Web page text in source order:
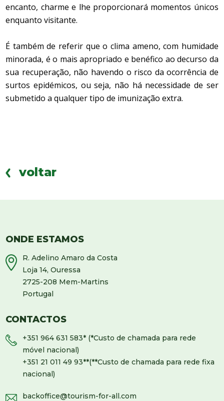
encanto, charme e lhe proporcionará momentos únicos
enquanto visitante.
É também de referir que o clima ameno, com humidade
minorada, é o mais apropriado e benéfico ao decurso da
sua recuperação, não havendo o risco da ocorrência de
surtos epidémicos, ou seja, não há necessidade de ser
submetido a qualquer tipo de imunização extra.
voltar
ONDE ESTAMOS
R. Adelino Amaro da Costa
Loja 14, Ouressa
2725-208 Mem-Martins
Portugal
CONTACTOS
+351 964 631 583* (*Custo de chamada para rede
móvel nacional)
+351 21 011 49 93**(**Custo de chamada para rede fixa
nacional)
backoffice@tourism-for-all.com